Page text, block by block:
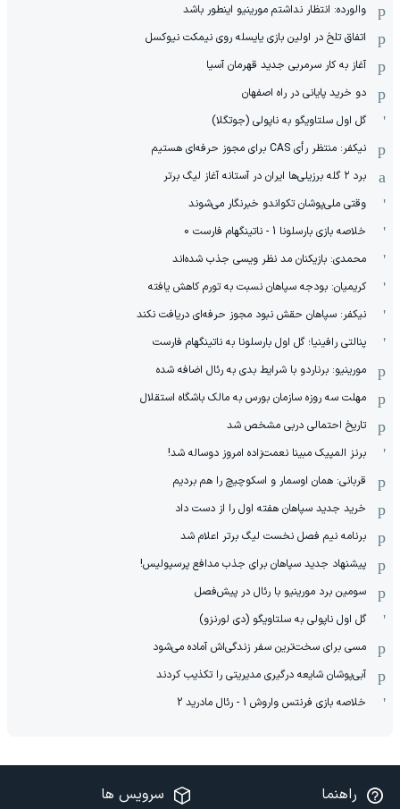
والورده: انتظار نداشتم مورینیو اینطور باشد
اتفاق تلخ در اولین بازی یایسله روی نیمکت نیوکسل
آغاز به کار سرمربی جدید قهرمان آسیا
دو خرید پایانی در راه اصفهان
گل اول سلتاویگو به ناپولی (جوتگلا)
نیکفر: منتظر رأی CAS برای مجوز حرفه‌ای هستیم
برد ۲ گله برزیلی‌ها ایران در آستانه آغاز لیگ برتر
وقتی ملی‌پوشان تکواندو خبرنگار می‌شوند
خلاصه بازی بارسلونا 1 - ناتینگهام فارست 0
محمدی: بازیکنان مد نظر ویسی جذب شده‌اند
کریمیان: بودجه سپاهان نسبت به تورم کاهش یافته
نیکفر: سپاهان حقش نبود مجوز حرفه‌ای دریافت نکند
پنالتی رافینیا؛ گل اول بارسلونا به ناتینگهام فارست
مورینیو: برناردو با شرایط بدی به رئال اضافه شده
مهلت سه روزه سازمان بورس به مالک باشگاه استقلال
تاریخ احتمالی دربی مشخص شد
برنز المپیک مبینا نعمت‌زاده امروز دوساله شد!
قربانی: همان اوسمار و اسکوچیچ را هم بردیم
خرید جدید سپاهان هفته اول را از دست داد
برنامه نیم فصل نخست لیگ برتر اعلام شد
پیشنهاد جدید سپاهان برای جذب مدافع پرسپولیس!
سومین برد مورینیو با رئال در پیش‌فصل
گل اول ناپولی به سلتاویگو (دی لورنزو)
مسی برای سخت‌ترین سفر زندگی‌اش آماده می‌شود
آبی‌پوشان شایعه درگیری مدیریتی را تکذیب کردند
خلاصه بازی فرنتس واروش 1 - رئال مادرید 2
راهنما سرویس ها